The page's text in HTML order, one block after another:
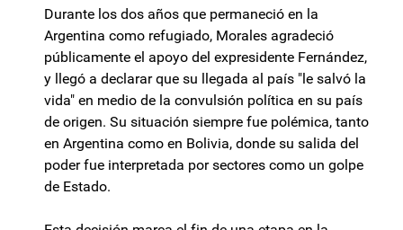
Durante los dos años que permaneció en la
Argentina como refugiado, Morales agradeció
públicamente el apoyo del expresidente Fernández,
y llegó a declarar que su llegada al país "le salvó la
vida" en medio de la convulsión política en su país
de origen. Su situación siempre fue polémica, tanto
en Argentina como en Bolivia, donde su salida del
poder fue interpretada por sectores como un golpe
de Estado.